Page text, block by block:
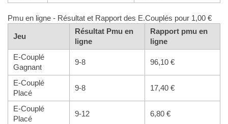
Pmu en ligne - Résultat et Rapport des E.Couplés pour 1,00 €
Jeu
Résultat Pmu en
ligne
Rapport pmu en
ligne
E-Couplé
Gagnant
9-8 96,10 €
E-Couplé
Placé
9-8 17,40 €
E-Couplé
Placé
9-12 6,80 €